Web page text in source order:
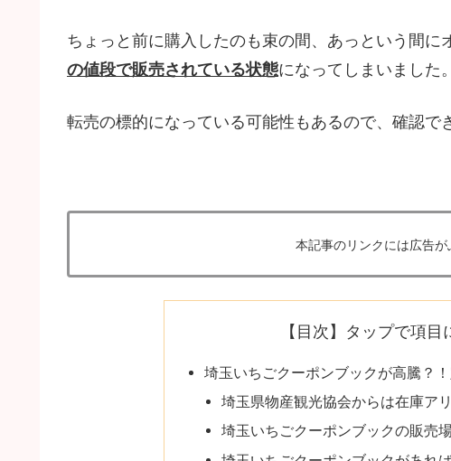
ちょっと前に購入したのも束の間、あっという間に
の値段で販売されている状態になってしまいました。
転売の標的になっている可能性もあるので、確認で
本記事のリンクには広告が
【目次】タップで項目
埼玉いちごクーポンブックが高騰？
埼玉県物産観光協会からは在庫ア
埼玉いちごクーポンブックの販売